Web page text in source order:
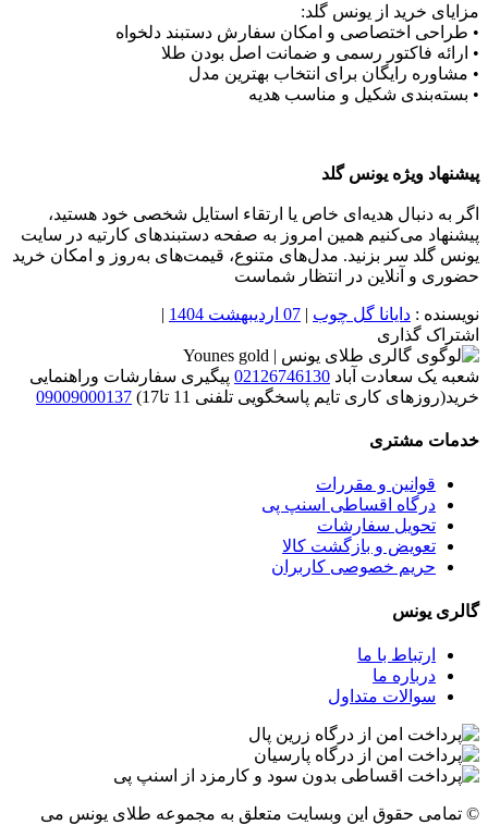
مزایای خرید از یونس گلد:
• طراحی اختصاصی و امکان سفارش دستبند دلخواه
• ارائه فاکتور رسمی و ضمانت اصل بودن طلا
• مشاوره رایگان برای انتخاب بهترین مدل
• بسته‌بندی شکیل و مناسب هدیه
پیشنهاد ویژه یونس گلد
اگر به دنبال هدیه‌ای خاص یا ارتقاء استایل شخصی خود هستید،
پیشنهاد می‌کنیم همین امروز به صفحه دستبندهای کارتیه در سایت
یونس گلد سر بزنید. مدل‌های متنوع، قیمت‌های به‌روز و امکان خرید
حضوری و آنلاین در انتظار شماست
نویسنده : دایانا گل چوب | 07 اردیبهشت 1404
|
اشتراک گذاری
شعبه یک سعادت آباد 02126746130 پیگیری سفارشات وراهنمایی
خرید(روزهای کاری تایم پاسخگویی تلفنی 11 تا17)
09009000137
خدمات مشتری
قوانین و مقررات
درگاه اقساطی اسنپ پی
تحویل سفارشات
تعویض و بازگشت کالا
حریم خصوصی کاربران
گالری یونس
ارتباط با ما
درباره ما
سوالات متداول
© تمامی حقوق این وبسایت متعلق به مجموعه طلای یونس می